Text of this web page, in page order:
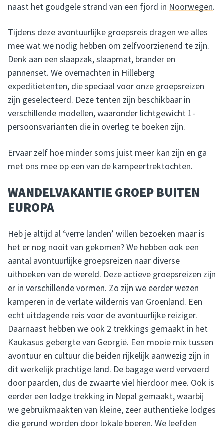
naast het goudgele strand van een fjord in Noorwegen.
Tijdens deze avontuurlijke groepsreis dragen we alles
mee wat we nodig hebben om zelfvoorzienend te zijn.
Denk aan een slaapzak, slaapmat, brander en
pannenset. We overnachten in Hilleberg
expeditietenten, die speciaal voor onze groepsreizen
zijn geselecteerd. Deze tenten zijn beschikbaar in
verschillende modellen, waaronder lichtgewicht 1-
persoonsvarianten die in overleg te boeken zijn.
Ervaar zelf hoe minder soms juist meer kan zijn en ga
met ons mee op een van de kampeertrektochten.
WANDELVAKANTIE GROEP BUITEN
EUROPA
Heb je altijd al ‘verre landen’ willen bezoeken maar is
het er nog nooit van gekomen? We hebben ook een
aantal avontuurlijke groepsreizen naar diverse
uithoeken van de wereld. Deze actieve groepsreizen zijn
er in verschillende vormen. Zo zijn we eerder wezen
kamperen in de verlate wildernis van Groenland. Een
echt uitdagende reis voor de avontuurlijke reiziger.
Daarnaast hebben we ook 2 trekkings gemaakt in het
Kaukasus gebergte van Georgië. Een mooie mix tussen
avontuur en cultuur die beiden rijkelijk aanwezig zijn in
dit werkelijk prachtige land. De bagage werd vervoerd
door paarden, dus de zwaarte viel hierdoor mee. Ook is
eerder een lodge trekking in Nepal gemaakt, waarbij
we gebruikmaakten van kleine, zeer authentieke lodges
die gerund worden door lokale boeren. We leefden